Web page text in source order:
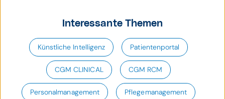
Interessante Themen
Künstliche Intelligenz Patientenportal
CGM CLINICAL CGM RCM
Personalmanagement Pflegemanagement